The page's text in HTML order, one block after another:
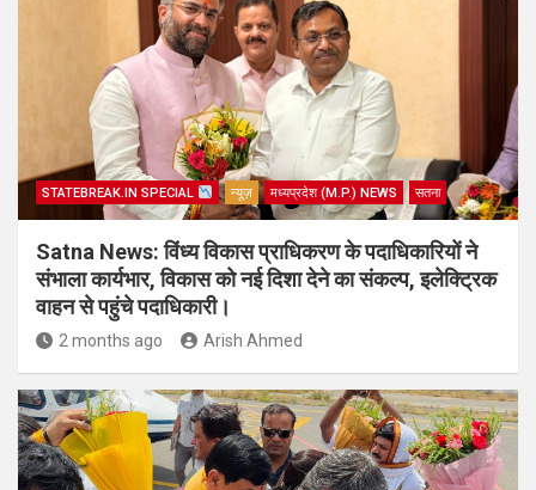
STATEBREAK.IN SPECIAL न्यूज़ मध्यप्रदेश (M.P.) NEWS सतना
Satna News: विंध्य विकास प्राधिकरण के पदाधिकारियों ने
संभाला कार्यभार, विकास को नई दिशा देने का संकल्प, इलेक्ट्रिक
वाहन से पहुंचे पदाधिकारी।
2 months ago Arish Ahmed